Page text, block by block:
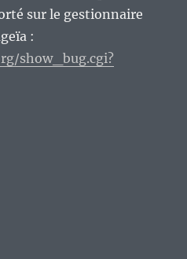
sur le gestionnaire
:
show_bug.cgi?